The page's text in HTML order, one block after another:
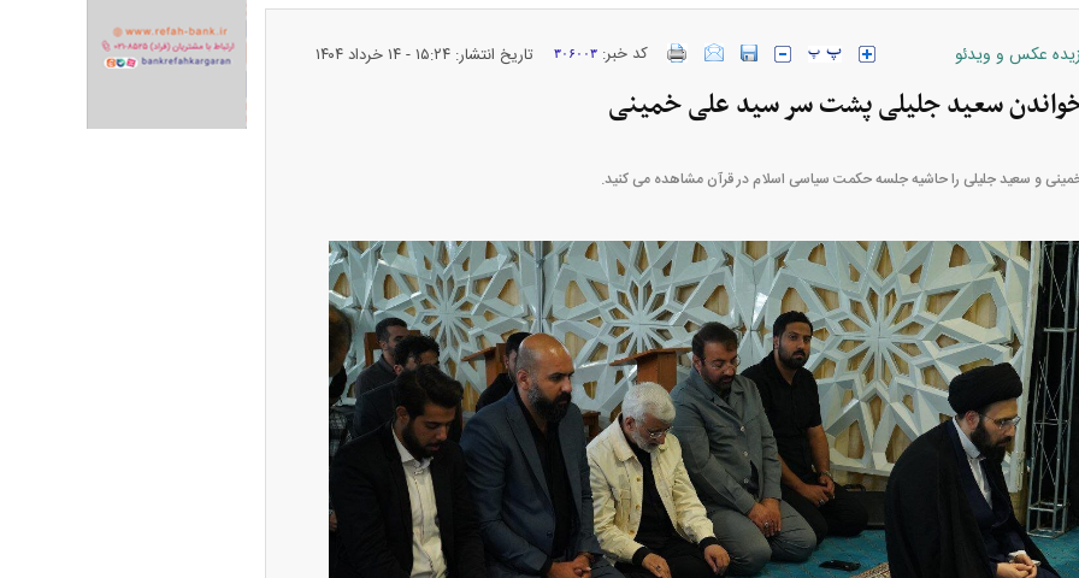
عکس و ویدئو کد خبر:۳۰۶۰۰۳ تاریخ انتشار: ۱۵:۲۴ - ۱۴ خرداد ۱۴۰۴
سعید جلیلی پشت سر سید علی خمینی
و سعید جلیلی را حاشیه جلسه حکمت سیاسی اسلام در قرآن مشاهده می کنید.
مسکن؛ فنر
شده
کارنامه مردود محسن پاک‌ نژاد؛ از افت شدید
درآمد ارزی تا بازی با عزل و نصب‌ها
پیش‌بینی بورس امروز دوشنبه ۱۲ مرداد ماه
۱۴۰۵